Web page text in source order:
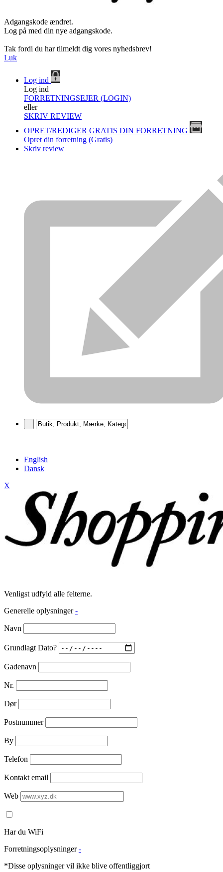
Adgangskode ændret.
Log på med din nye adgangskode.
Tak fordi du har tilmeldt dig vores nyhedsbrev!
Luk
Log ind
Log ind
FORRETNINGSEJER (LOGIN)
eller
SKRIV REVIEW
OPRET/REDIGER GRATIS DIN FORRETNING
Opret din forretning (Gratis)
Skriv review
English
Dansk
X
Venligst udfyld alle felterne.
Generelle oplysninger -
Navn
Grundlagt Dato?
Gadenavn
Nr.
Dør
Postnummer
By
Telefon
Kontakt email
Web
Har du WiFi
Forretningsoplysninger -
*Disse oplysninger vil ikke blive offentliggjort